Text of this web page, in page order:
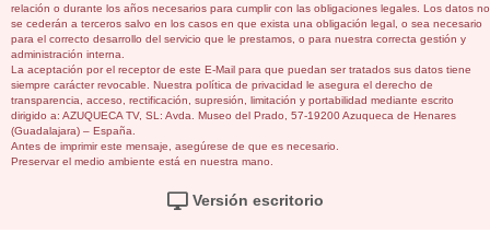
relación o durante los años necesarios para cumplir con las obligaciones legales. Los datos no
se cederán a terceros salvo en los casos en que exista una obligación legal, o sea necesario
para el correcto desarrollo del servicio que le prestamos, o para nuestra correcta gestión y
administración interna.
La aceptación por el receptor de este E-Mail para que puedan ser tratados sus datos tiene
siempre carácter revocable. Nuestra política de privacidad le asegura el derecho de
transparencia, acceso, rectificación, supresión, limitación y portabilidad mediante escrito
dirigido a: AZUQUECA TV, SL: Avda. Museo del Prado, 57-19200 Azuqueca de Henares
(Guadalajara) – España.
Antes de imprimir este mensaje, asegúrese de que es necesario.
Preservar el medio ambiente está en nuestra mano.
Versión escritorio